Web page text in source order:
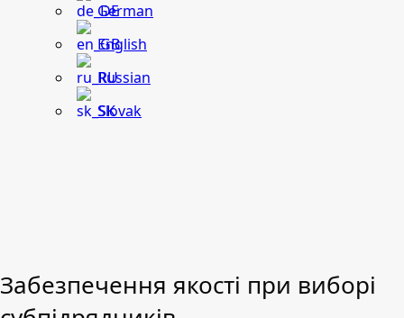
German
English
Russian
Slovak
Забезпечення якості при виборі